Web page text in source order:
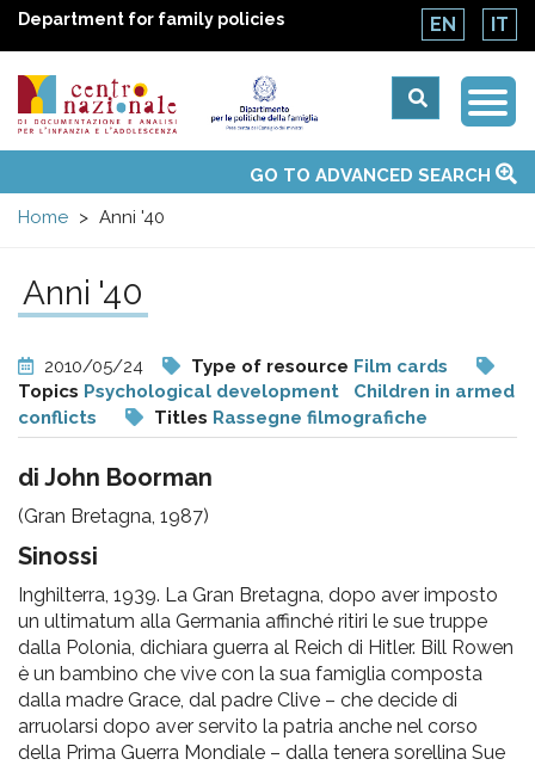
Department for family policies EN IT
Centro
nazionale
di
Documentazione
e
analisi
pr
l'infanzia
e
l'adolescenza
menuTopics
Activities
UN Convention
National ObservatoriesGO TO ADVANCED SEARCH
Home
Anni '40
Anni '40
2010/05/24 Type of resource Film cards
Topics Psychological development
Children in armed
conflicts
Titles Rassegne filmografiche
di John Boorman
(Gran Bretagna, 1987)
Sinossi
Inghilterra, 1939. La Gran Bretagna, dopo aver imposto
un ultimatum alla Germania affinché ritiri le sue truppe
dalla Polonia, dichiara guerra al Reich di Hitler. Bill Rowen
è un bambino che vive con la sua famiglia composta
dalla madre Grace, dal padre Clive – che decide di
arruolarsi dopo aver servito la patria anche nel corso
della Prima Guerra Mondiale – dalla tenera sorellina Sue